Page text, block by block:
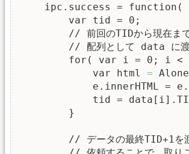
ipc.success = function(
        var tid = 0;
// 前回のTIDから現在まで
// 配列として data に渡
        for( var i = 0; i
<
            var html
=
e.innerHTML =
tid =
        }
// データの最終TID+1を